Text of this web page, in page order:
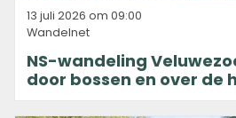
13 juli 2026 om 09:00
Wandelnet
NS-wandeling
door bossen en over de